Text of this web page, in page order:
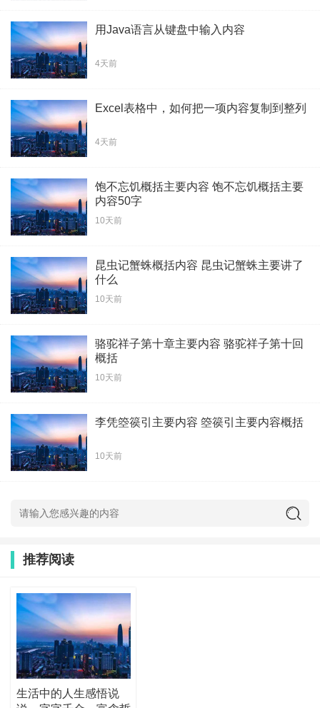
用Java语言从键盘中输入内容
4天前
Excel表格中，如何把一项内容复制到整列
4天前
饱不忘饥概括主要内容 饱不忘饥概括主要
内容50字
10天前
昆虫记蟹蛛概括内容 昆虫记蟹蛛主要讲了
什么
10天前
骆驼祥子第十章主要内容 骆驼祥子第十回
概括
10天前
李凭箜篌引主要内容 箜篌引主要内容概括
10天前
推荐阅读
生活中的人生感悟说